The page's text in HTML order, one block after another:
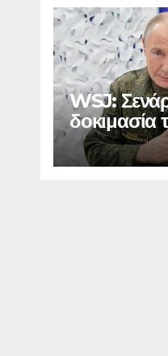
WSJ:
δοκιμασία
από τον